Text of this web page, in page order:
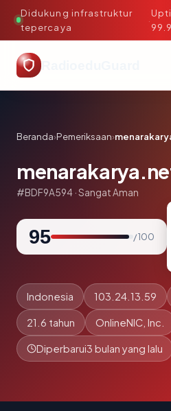
Didukung infrastruktur
tepercaya
·
Beranda›Pemeriksaan›
#BDF9A594 · Sangat Aman
95 / 100
Indonesia 103.24.13.59
21.6 tahun OnlineNIC, Inc.
Diperbarui3 bulan yang lalu